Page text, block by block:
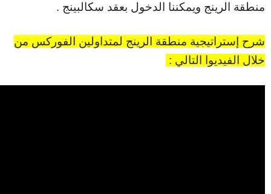
منطقة الرينج ويمكننا الدخول بعقد سكالبينج .
شرح إستراتيجية منطقة الرينج لمتداولين الفوركس من
خلال الفيديوا التالي :